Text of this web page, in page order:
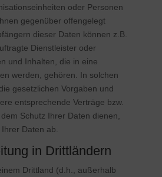
oder Personen
gegenüber offengelegt
dieser Daten können z.B.
Dienstleister oder
und Inhalten, die in eine
werden, gehören. In solchen
gesetzlichen Vorgaben und
entsprechende Verträge bzw.
Schutz Ihrer Daten dienen,
Daten ab.
in Drittländern
Drittland (d.h., außerhalb